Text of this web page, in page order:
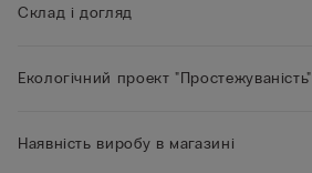
Склад і догляд
Екологічний проект "Простежуваність"
Наявність виробу в магазині